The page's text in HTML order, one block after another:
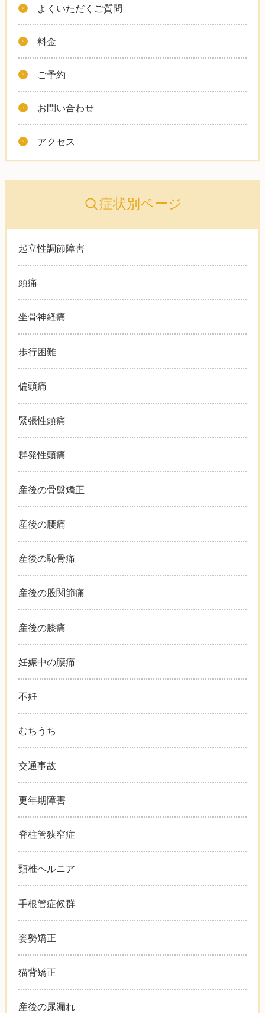
よくいただくご質問
料金
ご予約
お問い合わせ
アクセス
症状別ページ
起立性調節障害
頭痛
坐骨神経痛
歩行困難
偏頭痛
緊張性頭痛
群発性頭痛
産後の骨盤矯正
産後の腰痛
産後の恥骨痛
産後の股関節痛
産後の膝痛
妊娠中の腰痛
不妊
むちうち
交通事故
更年期障害
脊柱管狭窄症
頸椎ヘルニア
手根管症候群
姿勢矯正
猫背矯正
産後の尿漏れ